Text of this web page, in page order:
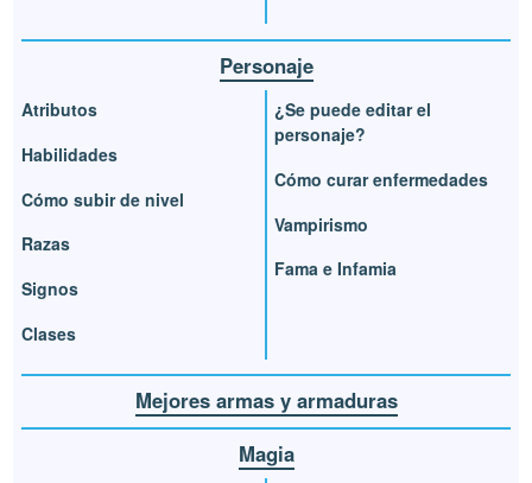
Personaje
Atributos
Habilidades
Cómo subir de nivel
Razas
Signos
Clases
¿Se puede editar el
personaje?
Cómo curar enfermedades
Vampirismo
Fama e Infamia
Mejores armas y armaduras
Magia